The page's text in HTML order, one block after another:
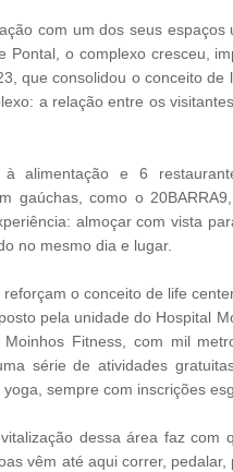
com um dos seus espaços
o complexo cresceu,
que consolidou o conceito de
a relação entre os
alimentação e 6
gaúchas, como o
almoçar com vista
no mesmo dia e lugar.
o conceito de life
pela unidade do Hospital
Fitness, com mil
série de atividades
sempre com inscrições
dessa área faz com
vêm até aqui correr, pedalar,